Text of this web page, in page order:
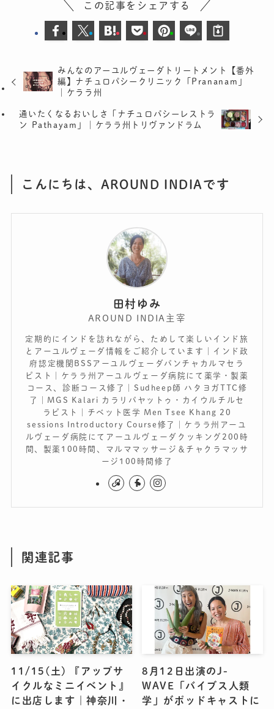
この記事をシェアする
みんなのアーユルヴェーダトリートメント【番外
編】ナチュロパシークリニック「Prananam」
｜ケララ州
通いたくなるおいしさ「ナチュロパシーレストラ
ン Pathayam」｜ケララ州トリヴァンドラム
こんにちは、AROUND INDIAです
田村ゆみ
AROUND INDIA主宰
定期的にインドを訪れながら、ためして楽しいインド旅
とアーユルヴェーダ情報をご紹介しています｜インド政
府認定機関BSSアーユルヴェーダパンチャカルマセラ
ピスト｜ケララ州アーユルヴェーダ病院にて薬学・製薬
コース、診断コース修了｜Sudheep師 ハタヨガTTC修
了｜MGS Kalari カラリパヤットゥ・カイウルチルセ
ラピスト｜チベット医学 Men Tsee Khang 20
sessions Introductory Course修了｜ケララ州アーユ
ルヴェーダ病院にてアーユルヴェーダクッキング200時
間、製薬100時間、マルママッサージ＆チャクラマッサ
ージ100時間修了
関連記事
11/15(土) 『アップサ
イクルなミニイベント』
に出店します｜神奈川・
8月12日出演のJ-
WAVE「バイブス人類
学」がポッドキャストに